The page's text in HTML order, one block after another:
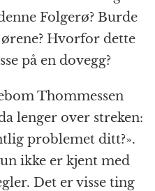
Folgerø? Burde
Hvorfor dette
på en dovegg?
Thommessen
lenger over streken:
problemet ditt?».
ikke er kjent med
Det er visse ting